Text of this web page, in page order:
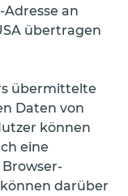
an
übertragen
übermittelte
Daten von
können
eine
darüber